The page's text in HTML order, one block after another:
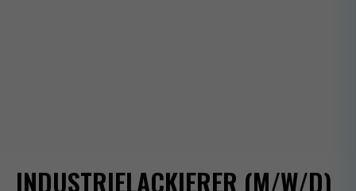
INDUSTRIELACKIERER (M/W/D)